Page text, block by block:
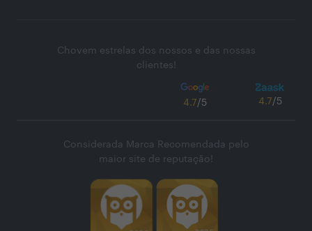
Chovem estrelas dos nossos e das nossas
clientes!
4.7/5 4.7/5
Considerada Marca Recomendada pelo
maior site de reputação!